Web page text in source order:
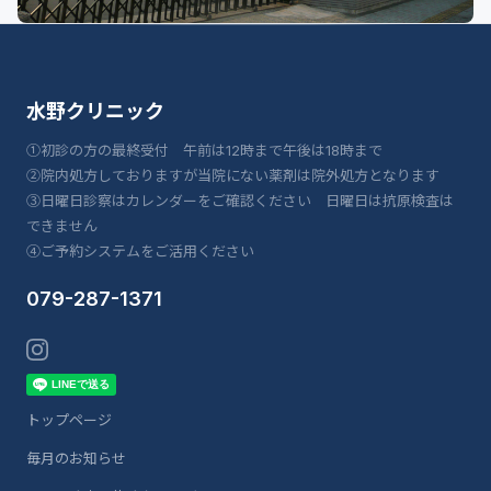
水野クリニック
①初診の方の最終受付 午前は12時まで午後は18時まで
②院内処方しておりますが当院にない薬剤は院外処方となります
③日曜日診察はカレンダーをご確認ください 日曜日は抗原検査は
できません
④ご予約システムをご活用ください
079-287-1371
トップページ
毎月のお知らせ